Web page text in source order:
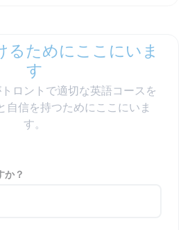
るためにここにいま
す
ロントで適切な英語コースを
自信を持つためにここにいま
す。
か？